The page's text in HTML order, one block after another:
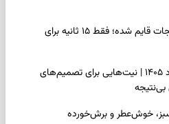
بازی فکری | تکه پیتزا میان سبزیجات قایم شده؛ فقط ۱۵ ثانیه برای
فال ابجد امروز پنجشنبه ۱۵ مرداد ۱۴۰۵ | نیت‌هایی برای تصمیم‌های
خوش‌عطر و برش‌خورده